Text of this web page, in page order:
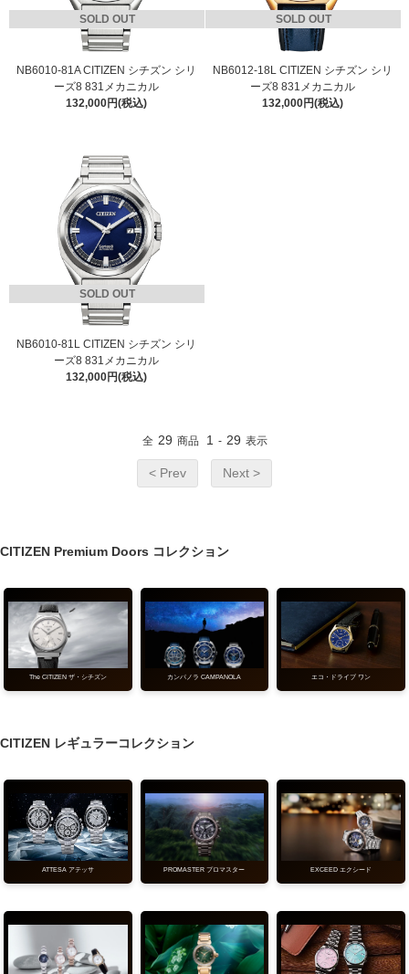
SOLD OUT
NB6010-81A CITIZEN シチズン シリ
ーズ8 831メカニカル
132,000円(税込)
SOLD OUT
NB6012-18L CITIZEN シチズン シリ
ーズ8 831メカニカル
132,000円(税込)
SOLD OUT
NB6010-81L CITIZEN シチズン シリ
ーズ8 831メカニカル
132,000円(税込)
全 29 商品 1 - 29 表示
< Prev Next >
CITIZEN Premium Doors コレクション
The CITIZEN ザ・シチズン カンパノラ CAMPANOLA エコ・ドライブ ワン
CITIZEN レギュラーコレクション
ATTESA アテッサ PROMASTER プロマスター EXCEED エクシード